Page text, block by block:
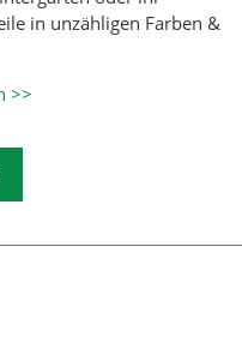
in unzähligen Farben &
>>